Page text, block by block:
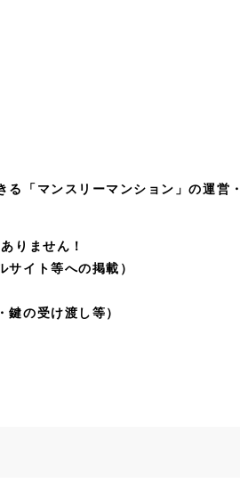
「マンスリーマンション」の運営
りません！
イト等への掲載）
の受け渡し等）